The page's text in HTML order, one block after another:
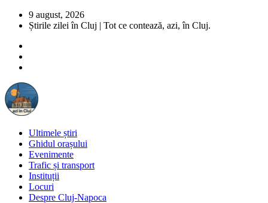
9 august, 2026
Știrile zilei în Cluj | Tot ce contează, azi, în Cluj.
Ultimele știri
Ghidul orașului
Evenimente
Trafic și transport
Instituții
Locuri
Despre Cluj-Napoca